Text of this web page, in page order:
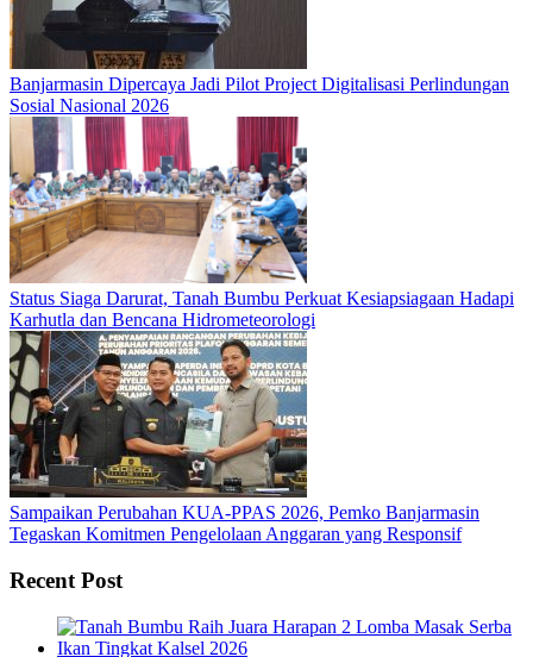
Banjarmasin Dipercaya Jadi Pilot Project Digitalisasi Perlindungan
Sosial Nasional 2026
Status Siaga Darurat, Tanah Bumbu Perkuat Kesiapsiagaan Hadapi
Karhutla dan Bencana Hidrometeorologi
Sampaikan Perubahan KUA-PPAS 2026, Pemko Banjarmasin
Tegaskan Komitmen Pengelolaan Anggaran yang Responsif
Recent Post